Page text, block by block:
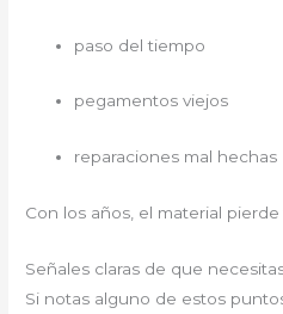
paso del tiempo
pegamentos viejos
reparaciones mal hechas
Con los años, el material
Señales claras de que
Si notas alguno de estos